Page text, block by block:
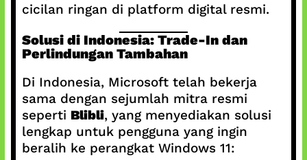
cicilan ringan di platform digital resmi.
Solusi di Indonesia: Trade-In dan
Perlindungan Tambahan
Di Indonesia, Microsoft telah bekerja
sama dengan sejumlah mitra resmi
seperti Blibli, yang menyediakan solusi
lengkap untuk pengguna yang ingin
beralih ke perangkat Windows 11: